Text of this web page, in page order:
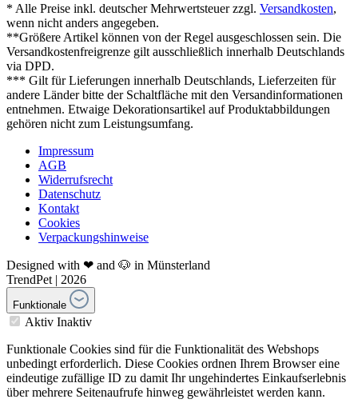
* Alle Preise inkl. deutscher Mehrwertsteuer zzgl. Versandkosten,
wenn nicht anders angegeben.
**Größere Artikel können von der Regel ausgeschlossen sein. Die
Versandkostenfreigrenze gilt ausschließlich innerhalb Deutschlands
via DPD.
*** Gilt für Lieferungen innerhalb Deutschlands, Lieferzeiten für
andere Länder bitte der Schaltfläche mit den Versandinformationen
entnehmen. Etwaige Dekorationsartikel auf Produktabbildungen
gehören nicht zum Leistungsumfang.
Impressum
AGB
Widerrufsrecht
Datenschutz
Kontakt
Cookies
Verpackungshinweise
Designed with ❤ and 🐶 in Münsterland
TrendPet | 2026
Funktionale
Aktiv Inaktiv
Funktionale Cookies sind für die Funktionalität des Webshops
unbedingt erforderlich. Diese Cookies ordnen Ihrem Browser eine
eindeutige zufällige ID zu damit Ihr ungehindertes Einkaufserlebnis
über mehrere Seitenaufrufe hinweg gewährleistet werden kann.